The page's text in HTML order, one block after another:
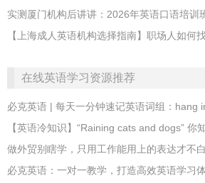
在线英语学习资源推荐
必克英语 | 每天一分钟速记英语词组：hang
【英语冷知识】“Raining cats and dogs” 你
做外贸别瞎学，只用工作能用上的表达才不
必克英语：一对一教学，打造高效英语学习